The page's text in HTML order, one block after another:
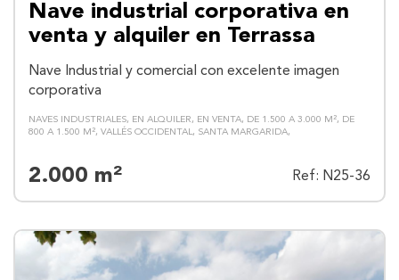
Nave industrial corporativa en
venta y alquiler en Terrassa
Nave Industrial y comercial con excelente imagen
corporativa
NAVES INDUSTRIALES EN ALQUILER EN VENTA DE 1.500 A 3.000 M²
DE
800 A 1.500 M² VALLÉS OCCIDENTAL SANTA MARGARIDA
2.000 m² Ref: N25-36